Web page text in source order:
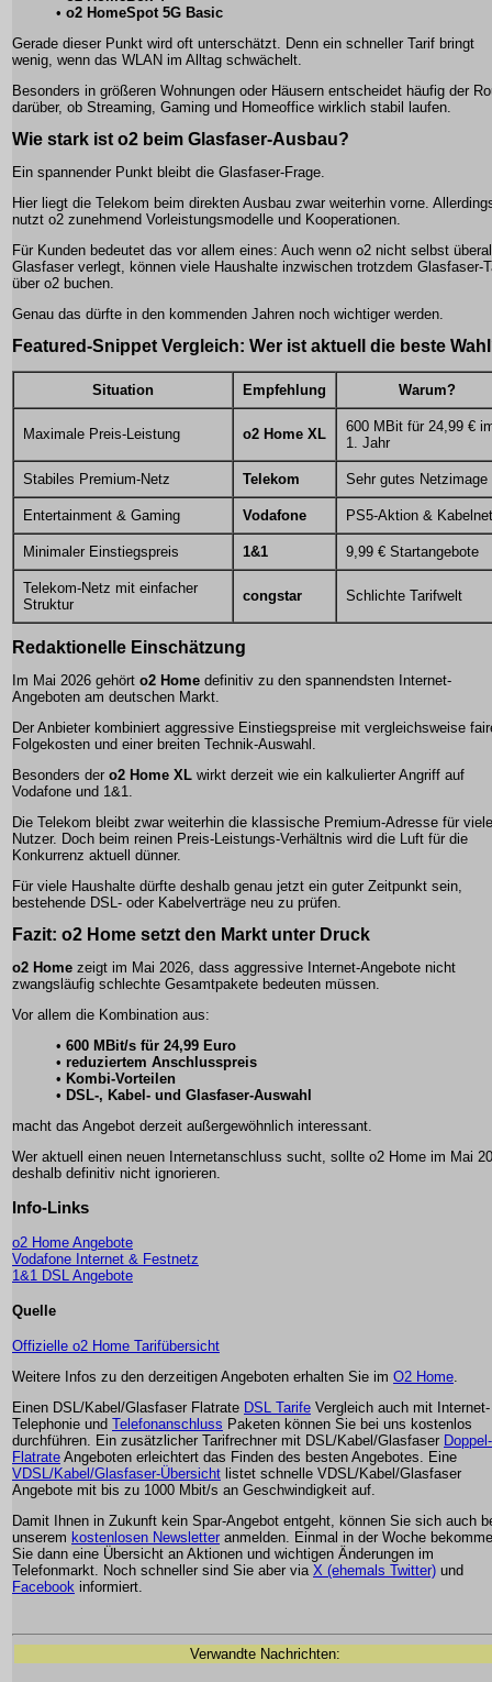
• o2 HomeSpot 5G Basic
Gerade dieser Punkt wird oft unterschätzt. Denn ein schneller Tarif bringt
wenig, wenn das WLAN im Alltag schwächelt.
Besonders in größeren Wohnungen oder Häusern entscheidet häufig der
darüber, ob Streaming, Gaming und Homeoffice wirklich stabil laufen.
Wie stark ist o2 beim Glasfaser-Ausbau?
Ein spannender Punkt bleibt die Glasfaser-Frage.
Hier liegt die Telekom beim direkten Ausbau zwar weiterhin vorne.
nutzt o2 zunehmend Vorleistungsmodelle und Kooperationen.
Für Kunden bedeutet das vor allem eines: Auch wenn o2 nicht selbst
Glasfaser verlegt, können viele Haushalte inzwischen trotzdem Glasfaser-
über o2 buchen.
Genau das dürfte in den kommenden Jahren noch wichtiger werden.
Featured-Snippet Vergleich: Wer ist aktuell die beste
Situation Empfehlung Warum?
Maximale Preis-Leistung o2 Home XL
600 MBit für 24,99 €
1. Jahr
Stabiles Premium-Netz Telekom Sehr gutes Netzimage
Entertainment & Gaming Vodafone PS5-Aktion &
Minimaler Einstiegspreis 1&1 9,99 € Startangebote
Telekom-Netz mit einfacher
Struktur
congstar Schlichte Tarifwelt
Redaktionelle Einschätzung
Im Mai 2026 gehört o2 Home definitiv zu den spannendsten Internet-
Angeboten am deutschen Markt.
Der Anbieter kombiniert aggressive Einstiegspreise mit vergleichsweise
Folgekosten und einer breiten Technik-Auswahl.
Besonders der o2 Home XL wirkt derzeit wie ein kalkulierter Angriff auf
Vodafone und 1&1.
Die Telekom bleibt zwar weiterhin die klassische Premium-Adresse für viele
Nutzer. Doch beim reinen Preis-Leistungs-Verhältnis wird die Luft für die
Konkurrenz aktuell dünner.
Für viele Haushalte dürfte deshalb genau jetzt ein guter Zeitpunkt sein,
bestehende DSL- oder Kabelverträge neu zu prüfen.
Fazit: o2 Home setzt den Markt unter Druck
o2 Home zeigt im Mai 2026, dass aggressive Internet-Angebote nicht
zwangsläufig schlechte Gesamtpakete bedeuten müssen.
Vor allem die Kombination aus:
• 600 MBit/s für 24,99 Euro
• reduziertem Anschlusspreis
• Kombi-Vorteilen
• DSL-, Kabel- und Glasfaser-Auswahl
macht das Angebot derzeit außergewöhnlich interessant.
Wer aktuell einen neuen Internetanschluss sucht, sollte o2 Home im Mai
deshalb definitiv nicht ignorieren.
Info-Links
o2 Home Angebote
Vodafone Internet & Festnetz
1&1 DSL Angebote
Quelle
Offizielle o2 Home Tarifübersicht
Weitere Infos zu den derzeitigen Angeboten erhalten Sie im O2 Home.
Einen DSL/Kabel/Glasfaser Flatrate DSL Tarife Vergleich auch mit Internet-
Telephonie und Telefonanschluss Paketen können Sie bei uns kostenlos
durchführen. Ein zusätzlicher Tarifrechner mit DSL/Kabel/Glasfaser Doppel-
Flatrate Angeboten erleichtert das Finden des besten Angebotes. Eine
VDSL/Kabel/Glasfaser-Übersicht listet schnelle VDSL/Kabel/Glasfaser
Angebote mit bis zu 1000 Mbit/s an Geschwindigkeit auf.
Damit Ihnen in Zukunft kein Spar-Angebot entgeht, können Sie sich auch
unserem kostenlosen Newsletter anmelden. Einmal in der Woche
Sie dann eine Übersicht an Aktionen und wichtigen Änderungen im
Telefonmarkt. Noch schneller sind Sie aber via X (ehemals Twitter) und
Facebook informiert.
Verwandte Nachrichten: